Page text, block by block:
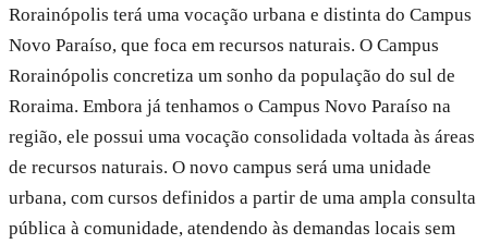
Rorainópolis terá uma vocação urbana e distinta do Campus
Novo Paraíso, que foca em recursos naturais. O Campus
Rorainópolis concretiza um sonho da população do sul de
Roraima. Embora já tenhamos o Campus Novo Paraíso na
região, ele possui uma vocação consolidada voltada às áreas
de recursos naturais. O novo campus será uma unidade
urbana, com cursos definidos a partir de uma ampla consulta
pública à comunidade, atendendo às demandas locais sem